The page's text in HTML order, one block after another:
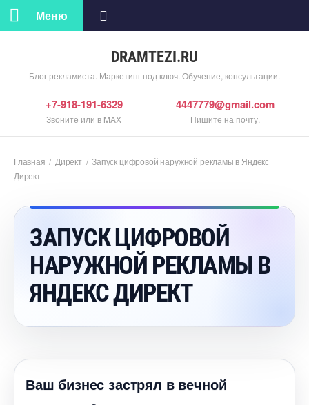
DRAMTEZI.RU
Блог рекламиста. Маркетинг под ключ. Обучение, консультации.
Меню
+7-918-191-6329
Звоните или в MAX
4447779@gmail.com
Пишите на почту.
Главная / Директ /Запуск цифровой наружной рекламы в Яндекс
Директ
ЗАПУСК ЦИФРОВОЙ
НАРУЖНОЙ РЕКЛАМЫ
ЯНДЕКС ДИРЕКТ
аш бизнес застрял в вечной